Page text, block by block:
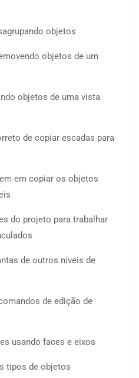
objetos
objetos de um
objetos de uma vista
de copiar escadas para
em copiar os objetos
do projeto para trabalhar
de outros níveis de
de edição de
usando faces e eixos
tipos de objetos